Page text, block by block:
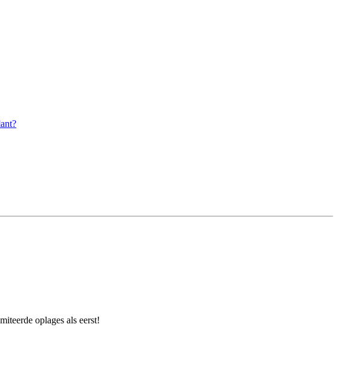
oplages als eerst!